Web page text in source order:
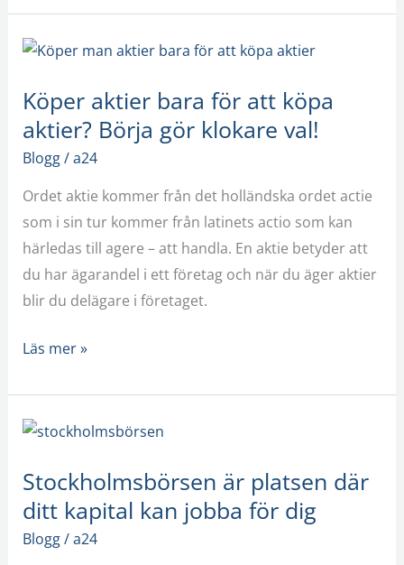
Köper aktier bara för att köpa
aktier? Börja gör klokare val!
Blogg/a24
Ordet aktie kommer från det holländska ordet actie
som i sin tur kommer från latinets actio som kan
härledas till agere – att handla. En aktie betyder att
du har ägarandel i ett företag och när du äger aktier
blir du delägare i företaget.
Köper
bara
för
att
aktier?
Börja
gör
klokare
val!
Läs mer »
Stockholmsbörsen är platsen där
ditt kapital kan jobba för dig
Blogg/a24
Stockholmsbörsen
platsen
där
ditt